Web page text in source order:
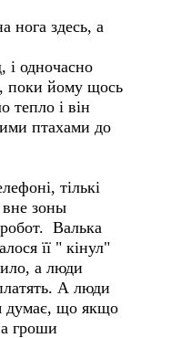
нога здесь, а
і одночасно
поки йому щось
тепло і він
птахами до
тількі
зоны
Валька
її " кінул"
а люди
А люди
думає, що якщо
гроши